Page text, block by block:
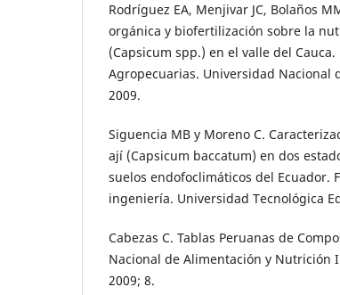
Rodríguez EA, Menjivar JC, Bolaños
orgánica y biofertilización sobre la
(Capsicum spp.) en el valle del
Agropecuarias. Universidad Nacional
2009.
Siguencia MB y Moreno C.
ají (Capsicum baccatum) en dos
suelos endofoclimáticos del Ecuador.
ingeniería. Universidad Tecnológica
Cabezas C. Tablas Peruanas de
Nacional de Alimentación y Nutrición
2009; 8.